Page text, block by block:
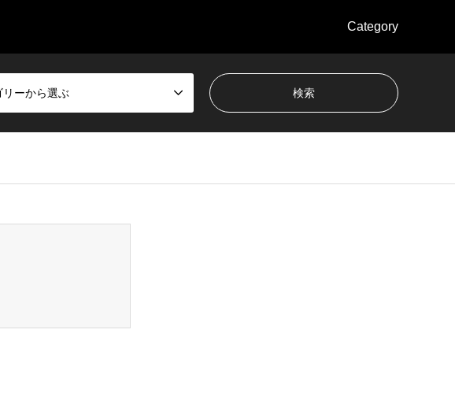
Category
リーから選ぶ